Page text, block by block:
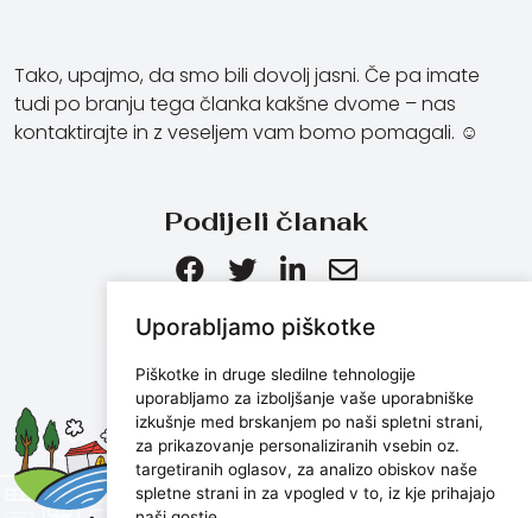
Uporabljamo piškotke
Piškotke in druge sledilne tehnologije
uporabljamo za izboljšanje vaše uporabniške
izkušnje med brskanjem po naši spletni strani,
za prikazovanje personaliziranih vsebin oz.
targetiranih oglasov, za analizo obiskov naše
spletne strani in za vpogled v to, iz kje prihajajo
Tako, upajmo, da smo bili dovolj jasni. Če pa imate
tudi po branju tega članka kakšne dvome – nas
kontaktirajte in z veseljem vam bomo pomagali. ☺
Podijeli članak
Maris d.o.o.
Marijanijeva 11, 52100 Pula, Croatia
info@maris.hr